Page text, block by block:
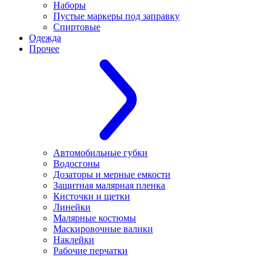
Наборы
Пустые маркеры под заправку
Спиртовые
Одежда
Прочее
Автомобильные губки
Водосгоны
Дозаторы и мерные емкости
Защитная малярная пленка
Кисточки и щетки
Линейки
Малярные костюмы
Маскировочные валики
Наклейки
Рабочие перчатки